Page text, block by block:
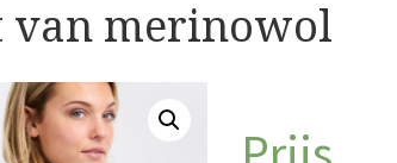
van merinowol